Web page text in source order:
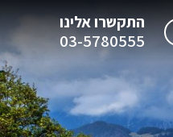
התקשרו אלינו
03-5780555